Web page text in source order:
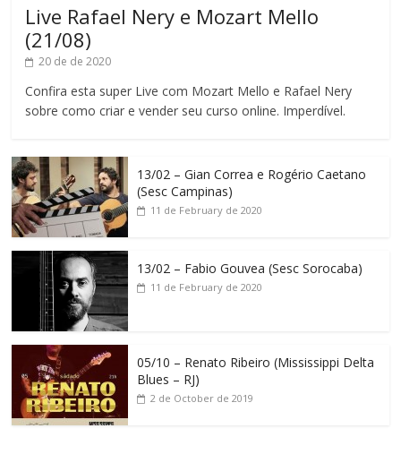
Live Rafael Nery e Mozart Mello
(21/08)
20 de de 2020
Confira esta super Live com Mozart Mello e Rafael Nery
sobre como criar e vender seu curso online. Imperdível.
13/02 – Gian Correa e Rogério Caetano
(Sesc Campinas)
11 de February de 2020
13/02 – Fabio Gouvea (Sesc Sorocaba)
11 de February de 2020
05/10 – Renato Ribeiro (Mississippi Delta
Blues – RJ)
2 de October de 2019